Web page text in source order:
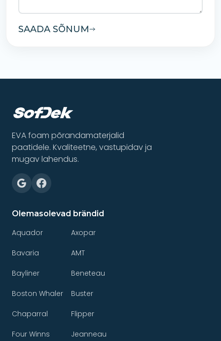
SAADA SÕNUM
EVA foam põrandamaterjalid
paatidele. Kvaliteetne, vastupidav ja
mugav lahendus.
Olemasolevad brändid
Aquador Axopar
Bavaria AMT
Bayliner Beneteau
Boston Whaler Buster
Chaparral Flipper
Four Winns Jeanneau